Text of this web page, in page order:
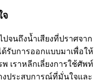
จ
จนถึงน้ำเสียงที่ปราศจาก
รับการออกแบบมาเพื่อให้
เราหลีกเลี่ยงการใช้ศัพท์
งประสบการณ์ที่มั่นใจและ